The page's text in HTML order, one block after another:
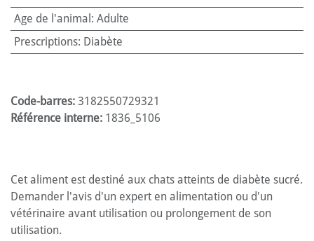
Age de l'animal : Adulte
Prescriptions: Diabète
Code-barres: 3182550729321
Référence interne: 1836_5106
Cet aliment est destiné aux chats atteints de diabète sucré.
Demander l'avis d'un expert en alimentation ou d'un
vétérinaire avant utilisation ou prolongement de son
utilisation.